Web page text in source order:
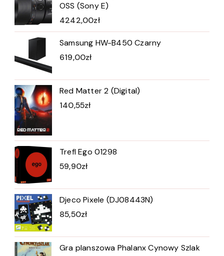
OSS (Sony E)
4242,00zł
Samsung HW-B450 Czarny
619,00zł
Red Matter 2 (Digital)
140,55zł
Trefl Ego 01298
59,90zł
Djeco Pixele (DJ08443N)
85,50zł
Gra planszowa Phalanx Cynowy Szlak